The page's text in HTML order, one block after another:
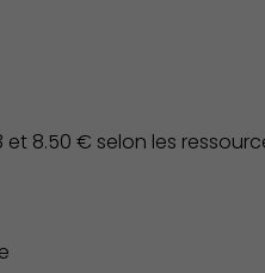
8.50 € selon les